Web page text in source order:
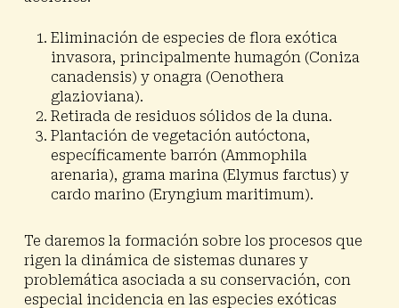
Eliminación de especies de flora exótica
invasora, principalmente humagón (Coniza
canadensis) y onagra (Oenothera
glazioviana).
Retirada de residuos sólidos de la duna.
Plantación de vegetación autóctona,
específicamente barrón (Ammophila
arenaria), grama marina (Elymus farctus) y
cardo marino (Eryngium maritimum).
Te daremos la formación sobre los procesos que
rigen la dinámica de sistemas dunares y
problemática asociada a su conservación, con
especial incidencia en las especies exóticas